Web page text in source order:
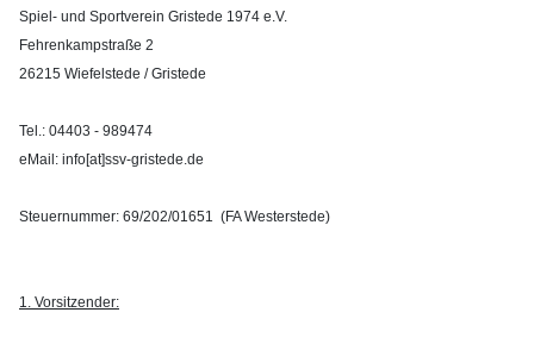
Spiel- und Sportverein Gristede 1974 e.V.
Fehrenkampstraße 2
26215 Wiefelstede / Gristede
Tel.: 04403 - 989474
eMail: info[at]ssv-gristede.de
Steuernummer: 69/202/01651 (FA Westerstede)
1. Vorsitzender: